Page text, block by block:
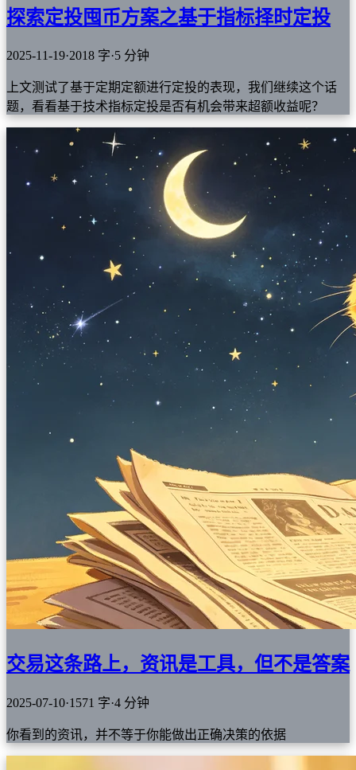
探索定投囤币方案之基于指标择时定投
2025-11-19·2018 字·5 分钟
上文测试了基于定期定额进行定投的表现，我们继续这个话
题，看看基于技术指标定投是否有机会带来超额收益呢？
交易这条路上，资讯是工具，但不是答案
2025-07-10·1571 字·4 分钟
你看到的资讯，并不等于你能做出正确决策的依据